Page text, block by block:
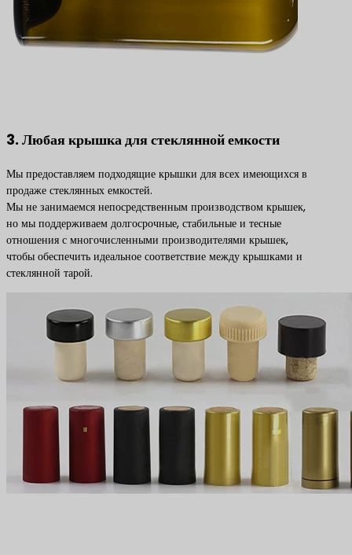
3. Любая крышка для стеклянной емкости
Мы предоставляем подходящие крышки для всех имеющихся в
продаже стеклянных емкостей.
Мы не занимаемся непосредственным производством крышек,
но мы поддерживаем долгосрочные, стабильные и тесные
отношения с многочисленными производителями крышек,
чтобы обеспечить идеальное соответствие между крышками и
стеклянной тарой.